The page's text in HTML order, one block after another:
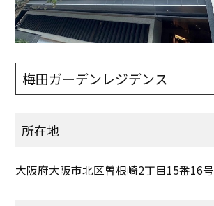
梅田ガーデンレジデンス
所在地
大阪府大阪市北区曽根崎2丁目15番16号